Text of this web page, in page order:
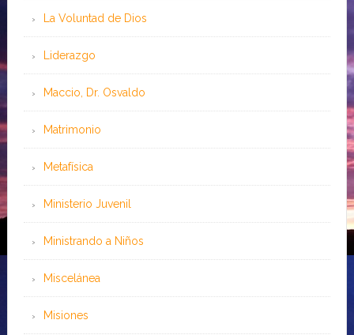
La Voluntad de Dios
Liderazgo
Maccio, Dr. Osvaldo
Matrimonio
Metafísica
Ministerio Juvenil
Ministrando a Niños
Miscelánea
Misiones